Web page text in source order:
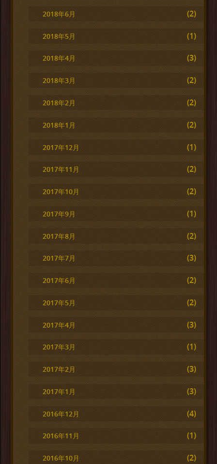
2018年6月 (2)
2018年5月 (1)
2018年4月 (3)
2018年3月 (2)
2018年2月 (2)
2018年1月 (2)
2017年12月 (1)
2017年11月 (2)
2017年10月 (2)
2017年9月 (1)
2017年8月 (2)
2017年7月 (3)
2017年6月 (2)
2017年5月 (2)
2017年4月 (3)
2017年3月 (1)
2017年2月 (3)
2017年1月 (3)
2016年12月 (4)
2016年11月 (1)
2016年10月 (2)